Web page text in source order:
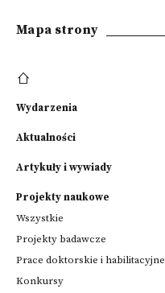
Mapa strony
Wydarzenia
Aktualności
Artykuły i wywiady
Projekty naukowe
Wszystkie
Projekty badawcze
Prace doktorskie i habilitacyjne
Konkursy